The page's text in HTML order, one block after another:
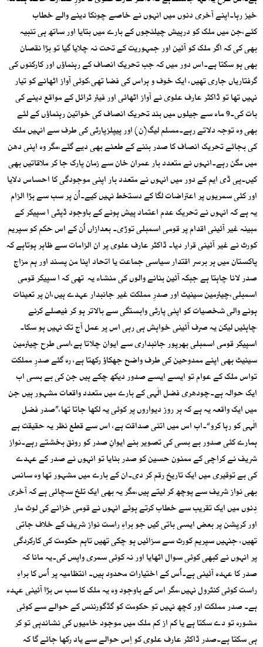
خیز رہا۔اپنے آخری دنوں میں انہوں نے خاصے چونکا دینے والے خطاب
کئے،جن میں ملک کو درپیش چیلنجوں کے بارے میں بتایا اور ساتھ ہی تنبیہ
بھی کی کہ اگر ملک کو آئین اور جمہوریت کے تحت نہ چلایا گیا تو بڑا نقصان
بھی ہو سکتا ہے۔اس دور میں کہ جب تحریک انصاف کے رہنماؤں اور کارکنوں کی
گرفتاریاں جاری تھیں، ایک خوف و ہراس کی فضا تھی،کوئی آواز اٹھانے کو تیار
نہیں تھا تو ڈاکٹر عارف علوی نے آواز اٹھائی اور فیئر ٹرائل کے مواقع دینے کی
بات کی۔9 ماہ سے جیلوں میں بند تحریک انصاف کی خواتین رہنماؤں کے لئے
بھی وہ توجہ دلاتے رہے۔مسلم لیگ(ن) اور پیپلزپارٹی کی طرف سے انہیں ملک
کی بجائے تحریک انصاف کا صدر بننے کے طعنے بھی دیے گئے،مگر وہ اپنی دھن
میں مگن رہے۔انہوں نے متعدد بار عمران خان سے زمان پارک جا کر ملاقاتیں بھی
کیں۔پی ڈی ایم کے دور میں انہوں نے متعدد بار اپنی موجودگی کا احساس دلایا
اور کئی سمریوں پر اعتراضات لگا کے دستخط نہیں کیے۔اُن پر سب سے بڑا الزام
یہ ہے کہ انہوں نے تحریک عدم اعتماد پیش ہونے کے باوجود ڈپٹی ا سپیکر کے
مبینہ غیر آئینی اقدام پر قومی اسمبلی توڑی۔ بعدازاں اُن کے اس حکم کو سپریم
کورٹ نے غیر آئینی قرار دیا۔ ڈاکٹر عارف علوی پر ان الزامات سے ظاہر ہوتاہے کہ
پاکستان میں ہر برسر اقتدار سیاسی جماعت یا اتحاد اپنا من پسند اور ہم مزاج
صدر لانا چاہتا ہے جبکہ آئین بنانے والوں کی منشاء یہ تھی کہ ا سپیکر قومی
اسمبلی،چیئرمین سینیٹ اور صدرِ مملکت غیر جانبدار عہدے ہیں،ان پر تعینات
ہونے والی شخصیات کو اپنی پارٹی وابستگی سے بالاتر ہو کر فیصلے کرنے
چاہئیں لیکن یہ صرف آئینی خواہش ہی رہی اس پر عمل آج تک نہیں ہو سکا۔
اسپیکر قومی اسمبلی بھرپور جانبداری سے ایوان چلاتا ہے،اسی طرح چیئرمین
سینیٹ بھی اپنے ممدوحین کی طرف واضح جھکاؤ رکھتا ہے، رہ گئے صدرِ مملکت
تواس ملک کے عوام تو ایسے ایسے صدور دیکھ چکے ہیں جن کی بے بسی اب
ایک حوالہ ہے۔چودھری فضل الٰہی کے بارے میں متعدد واقعات مشہور ہیں جن
میں ایک واقعہ یہ ہے کہ ہر روز دیواروں پر کوئی یہ لکھا جاتا تھا،”صدر فضل
الٰہی کو رہا کرو“۔اب اس میں اتنی صداقت ہے، اس سے قطع نظر یہ حقیقت ہے
ہمارے کئی صدور بے بسی کی تصویر بنے ایوانِ صدر کو رونق بخشتے رہے۔نواز
شریف نے کراچی کے ممنون حسین کو صدر بنایا تو انہوں نے صدر کے عہدے
کی بے توقیری میں ایک تاریخ رقم کر دی۔ان کے بارے میں مشہور تھا وہ سانس
بھی نواز شریف سے پوچھ کر لیتے ہیں،مگر یہ بھی ایک تلخ سچائی ہے کہ آخری
دِنوں میں ایک تقریب سے خطاب کرتے ہوئے انہوں نے قومی خزانے کی لوٹ مار
اور کرپشن پر بعض ایسی باتی کیں جو براہِ راست نواز شریف کے خلاف جاتی
تھیں، جنہیں سپریم کورٹ سے سزائیں ہو چکی تھیں تاہم حکومت کی کارکردگی
پر انہوں نے کبھی کوئی سوال اٹھایا اور نہ کوئی سمری واپس کی۔یہ مانا کہ
صدر کا عہدہ آئینی ہے۔اُس کے اختیارات محدود ہیں۔ انتظامیہ پر اُس کا براہِ
راست کوئی کنٹرول نہیں،مگر اس کے باوجود وہ یہ ملک کا سب س بڑا آئینی عہدہ
ہے۔ صدر مملکت اور کچھ نہیں تو حکومت کو گڈگورننس کے حوالے سے کوئی
مشورہ تو دے سکتا ہے یا کم از کم ملک میں موجود خامیوں کی نشاندہی تو کر
ہی سکتا ہے۔صدر ڈاکٹر عارف علوی کو اِس حوالے سے یاد رکھا جائے گا کہ